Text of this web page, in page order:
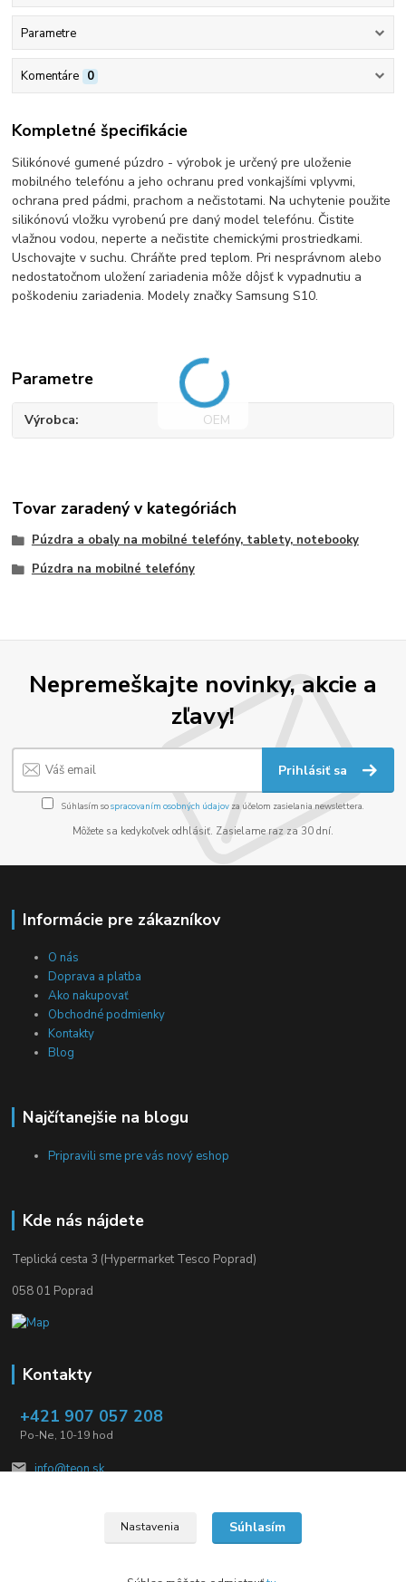
Parametre
Komentáre 0
Kompletné špecifikácie
Silikónové gumené púzdro - výrobok je určený pre uloženie
mobilného telefónu a jeho ochranu pred vonkajšími vplyvmi,
ochrana pred pádmi, prachom a nečistotami. Na uchytenie použite
silikónovú vložku vyrobenú pre daný model telefónu. Čistite
vlažnou vodou, neperte a nečistite chemickými prostriedkami.
Uschovajte v suchu. Chráňte pred teplom. Pri nesprávnom alebo
nedostatočnom uložení zariadenia môže dôjsť k vypadnutiu a
poškodeniu zariadenia. Modely značky Samsung S10.
Parametre
Výrobca OEM
Tovar zaradený v kategóriách
Púzdra a obaly na mobilné telefóny, tablety, notebooky
Púzdra na mobilné telefóny
Nepremeškajte novinky, akcie a
zľavy!
Prihlásiť sa
Súhlasím sospracovaním osobných údajov za účelom zasielania newslettera.
Môžete sa kedykoľvek odhlásiť. Zasielame raz za 30 dní.
Informácie pre zákazníkov
O nás
Doprava a platba
Ako nakupovať
Obchodné podmienky
Kontakty
Blog
Najčítanejšie na blogu
Pripravili sme pre vás nový eshop
Kde nás nájdete
Teplická cesta 3 (Hypermarket Tesco Poprad)
058 01 Poprad
Kontakty
+421 907 057 208
Po-Ne, 10-19 hod
info@teon.sk
Nastavenia Súhlasím